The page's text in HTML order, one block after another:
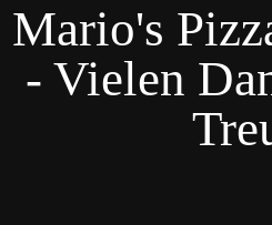
Mario's
- Vielen